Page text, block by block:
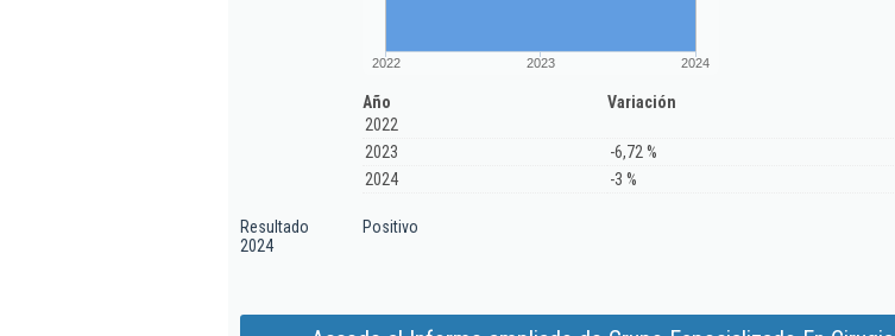
2022 2023 2024
Año
Variación
2022
2023
-6,72 %
2024
-3 %
Resultado
2024
Positivo